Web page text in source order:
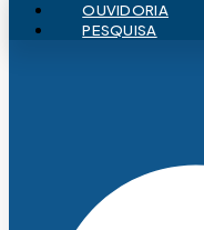
OUVIDORIA
PESQUISA